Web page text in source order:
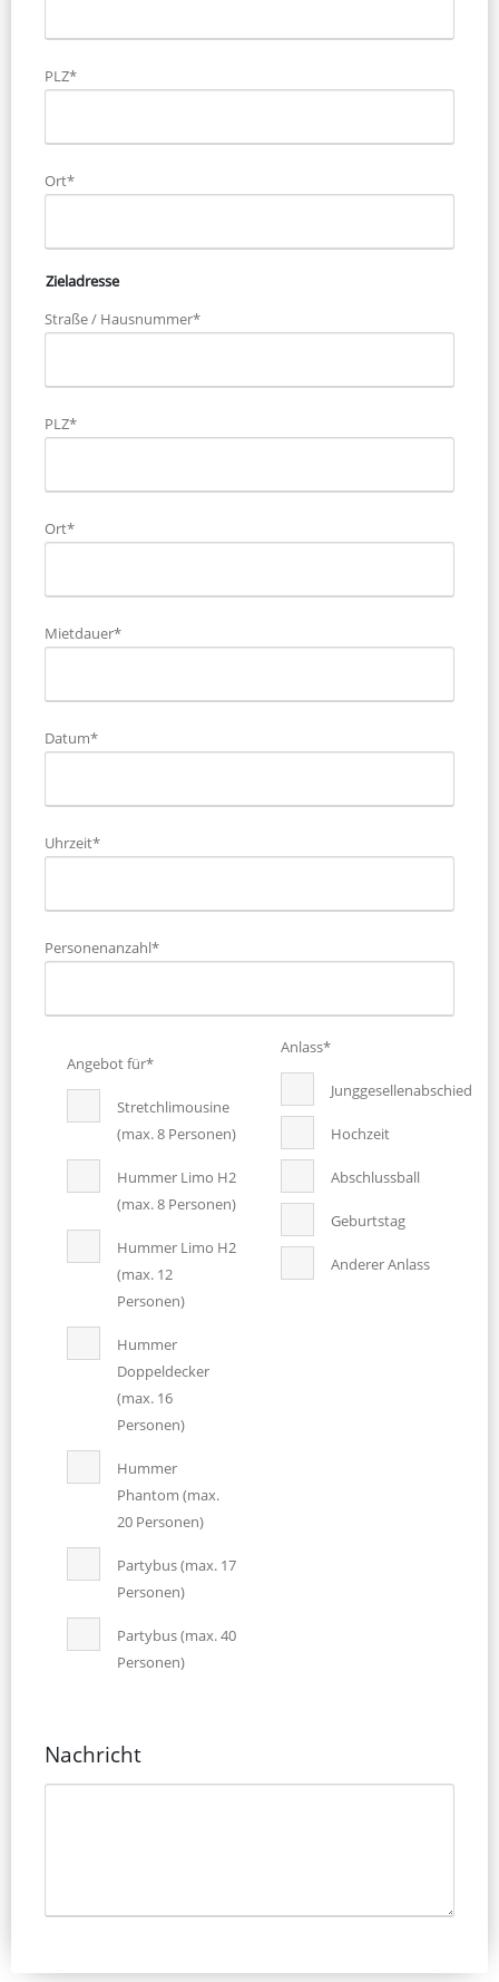
PLZ*
Ort*
Zieladresse
Straße / Hausnummer*
PLZ*
Ort*
Mietdauer*
Datum*
Uhrzeit*
Personenanzahl*
Angebot für*
Stretchlimousine
(max. 8 Personen)
Hummer Limo H2
(max. 8 Personen)
Hummer Limo H2
(max. 12
Personen)
Hummer
Doppeldecker
(max. 16
Personen)
Hummer
Phantom (max.
20 Personen)
Partybus (max. 17
Personen)
Partybus (max. 40
Personen)
Anlass*
Junggesellenabschied
Hochzeit
Abschlussball
Geburtstag
Anderer Anlass
Nachricht